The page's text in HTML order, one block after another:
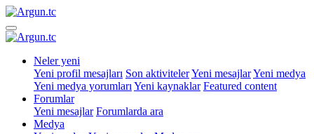
Neler yeni
Yeni profil mesajları Son aktivitelerYeni mesajlarYeni medya
Yeni medya yorumları Yeni kaynaklar Featured content
Forumlar
Yeni mesajlar Forumlarda ara
Medya